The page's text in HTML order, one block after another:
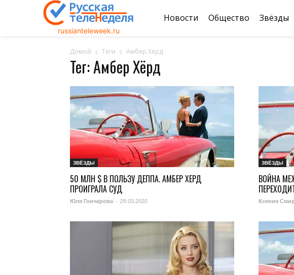
russianteleweek.ru
Новости Общество Звёзды
Домой Теги Амбер Хёрд
Тег: Амбер Хёрд
ЗВЁЗДЫ
50 МЛН $ В ПОЛЬЗУ ДЕППА. АМБЕР ХЕРД
ПРОИГРАЛА СУД
Юля Гончарова - 29.03.2020
ЗВЁЗДЫ
ВОЙНА
Ксения